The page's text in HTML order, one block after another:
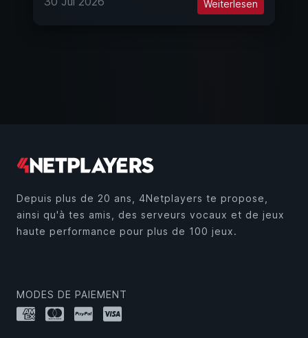
Weiterlesen
Depuis plus de 20 ans, 4Netplayers te propose,
ainsi qu'à tes amis, des serveurs vocaux et de jeux
haute performance pour plus de 100 jeux.
MODES DE PAIEMENT